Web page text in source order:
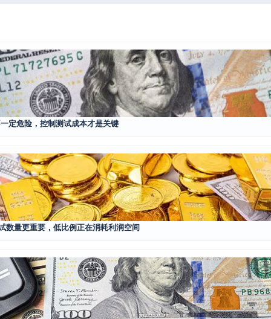
定危险，控制测试成本才是关键
数量更重要，低比例正在消耗利润空间